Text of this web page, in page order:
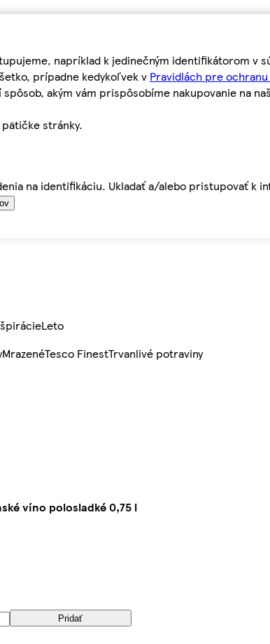
napríklad k jedinečným identifikátorom v
prípadne kedykoľvek v Pravidlách pre
akým vám prispôsobíme nakupovanie na
stránky.
na identifikáciu. Ukladať a/alebo pristupovať k
Leto
MrazenéTesco FinestTrvanlivé potraviny
víno polosladké 0,75 l
Pridať